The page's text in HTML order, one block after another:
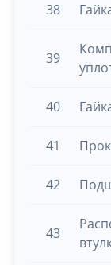
38
39
40
41
42
43